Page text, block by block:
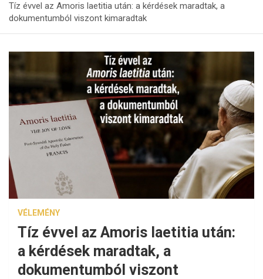
Tíz évvel az Amoris laetitia után: a kérdések maradtak, a
dokumentumból viszont kimaradtak
VÉLEMÉNY
Tíz évvel az Amoris laetitia után:
a kérdések maradtak, a
dokumentumból viszont